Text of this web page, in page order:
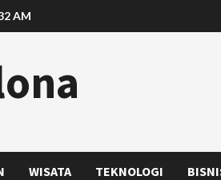
AM
WISATA TEKNOLOGI